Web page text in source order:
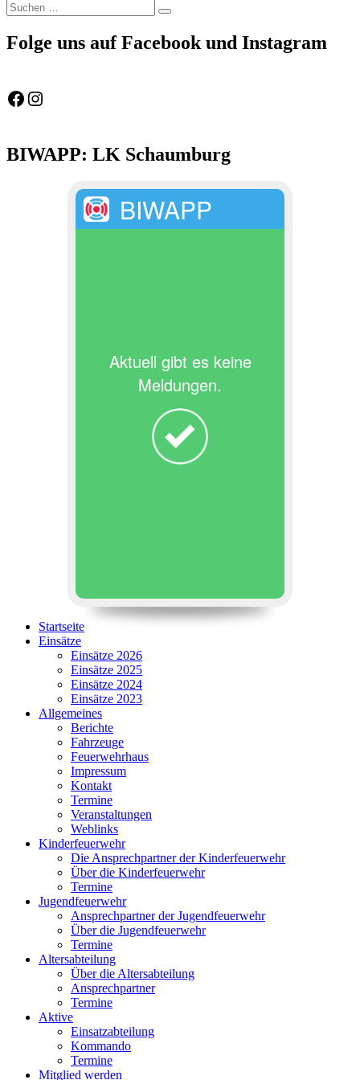
Suchen
nach:
Suchen
Folge uns auf Facebook und Instagram
Feuerwehr Gemeinde Wölpinghausen
fw_gemeinde_woelpinghausen
BIWAPP: LK Schaumburg
BIWAPP
Aktuell gibt es keine
Meldungen.
Startseite
Einsätze
Einsätze 2026
Einsätze 2025
Einsätze 2024
Einsätze 2023
Allgemeines
Berichte
Fahrzeuge
Feuerwehrhaus
Impressum
Kontakt
Termine
Veranstaltungen
Weblinks
Kinderfeuerwehr
Die Ansprechpartner der Kinderfeuerwehr
Über die Kinderfeuerwehr
Termine
Jugendfeuerwehr
Ansprechpartner der Jugendfeuerwehr
Über die Jugendfeuerwehr
Termine
Altersabteilung
Über die Altersabteilung
Ansprechpartner
Termine
Aktive
Einsatzabteilung
Kommando
Termine
Mitglied werden